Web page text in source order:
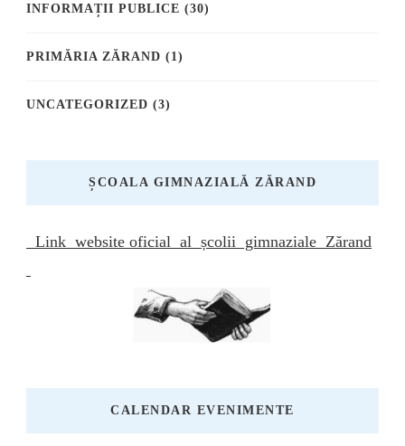
INFORMAȚII PUBLICE (30)
PRIMĂRIA ZĂRAND (1)
UNCATEGORIZED (3)
ȘCOALA GIMNAZIALĂ ZĂRAND
Link website oficial al școlii gimnaziale Zărand
CALENDAR EVENIMENTE